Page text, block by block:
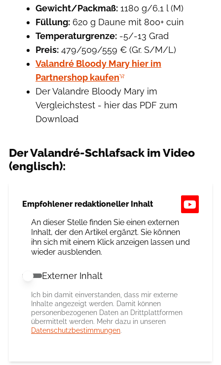
Gewicht/Packmaß: 1180 g/6,1 l (M)
Füllung: 620 g Daune mit 800+ cuin
Temperaturgrenze: -5/-13 Grad
Preis: 479/509/559 € (Gr. S/M/L)
Valandré Bloody Mary hier im
Partnershop kaufen
Der Valandre Bloody Mary im
Vergleichstest - hier das PDF zum
Download
Der Valandré-Schlafsack im Video
(englisch):
Empfohlener redaktioneller Inhalt
An dieser Stelle finden Sie einen externen
Inhalt, der den Artikel ergänzt. Sie können
ihn sich mit einem Klick anzeigen lassen und
wieder ausblenden.
Externer Inhalt erlauben
Externer Inhalt
Ich bin damit einverstanden, dass mir externe
Inhalte angezeigt werden. Damit können
personenbezogenen Daten an Drittplattformen
übermittelt werden. Mehr dazu in unseren
Datenschutzbestimmungen.